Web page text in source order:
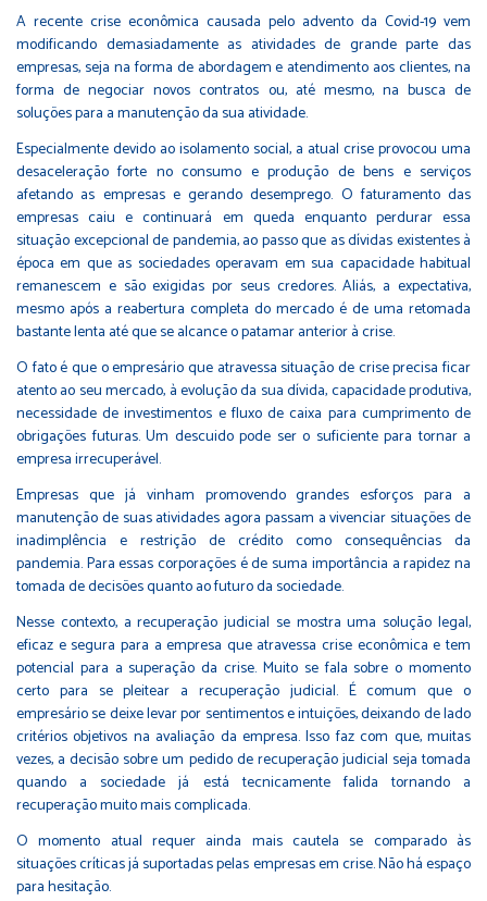
A recente crise econômica causada pelo advento da Covid-19 vem
modificando demasiadamente as atividades de grande parte das
empresas, seja na forma de abordagem e atendimento aos clientes, na
forma de negociar novos contratos ou, até mesmo, na busca de
soluções para a manutenção da sua atividade.
Especialmente devido ao isolamento social, a atual crise provocou uma
desaceleração forte no consumo e produção de bens e serviços
afetando as empresas e gerando desemprego. O faturamento das
empresas caiu e continuará em queda enquanto perdurar essa
situação excepcional de pandemia, ao passo que as dívidas existentes à
época em que as sociedades operavam em sua capacidade habitual
remanescem e são exigidas por seus credores. Aliás, a expectativa,
mesmo após a reabertura completa do mercado é de uma retomada
bastante lenta até que se alcance o patamar anterior à crise.
O fato é que o empresário que atravessa situação de crise precisa ficar
atento ao seu mercado, à evolução da sua dívida, capacidade produtiva,
necessidade de investimentos e fluxo de caixa para cumprimento de
obrigações futuras. Um descuido pode ser o suficiente para tornar a
empresa irrecuperável.
Empresas que já vinham promovendo grandes esforços para a
manutenção de suas atividades agora passam a vivenciar situações de
inadimplência e restrição de crédito como consequências da
pandemia. Para essas corporações é de suma importância a rapidez na
tomada de decisões quanto ao futuro da sociedade.
Nesse contexto, a recuperação judicial se mostra uma solução legal,
eficaz e segura para a empresa que atravessa crise econômica e tem
potencial para a superação da crise. Muito se fala sobre o momento
certo para se pleitear a recuperação judicial. É comum que o
empresário se deixe levar por sentimentos e intuições, deixando de lado
critérios objetivos na avaliação da empresa. Isso faz com que, muitas
vezes, a decisão sobre um pedido de recuperação judicial seja tomada
quando a sociedade já está tecnicamente falida tornando a
recuperação muito mais complicada.
O momento atual requer ainda mais cautela se comparado às
situações críticas já suportadas pelas empresas em crise. Não há espaço
para hesitação.